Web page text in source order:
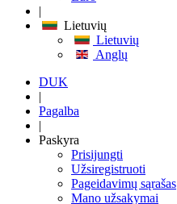
|
Lietuvių
Lietuvių
Anglų
DUK
|
Pagalba
|
Paskyra
Prisijungti
Užsiregistruoti
Pageidavimų sąrašas
Mano užsakymai